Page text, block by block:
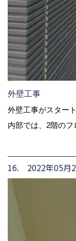
外壁工事
外壁工事がスター
内部では、2階の
16. 2022年05月